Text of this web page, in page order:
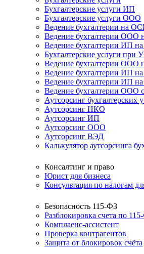
Бухгалтерские услуги ИП
Бухгалтерские услуги ООО
Ведение бухгалтерии на
Ведение бухгалтерии
Ведение бухгалтерии ИП
Бухгалтерские услуги при
Ведение бухгалтерии ООО
Ведение бухгалтерии ИП
Ведение бухгалтерии ИП на
Ведение бухгалтерии ООО
Аутсорсинг бухгалтерских
Аутсорсинг НКО
Аутсорсинг ИП
Аутсорсинг ООО
Аутсорсинг ВЭД
Калькулятор аутсорсинга
Консалтинг и право
Юрист для бизнеса
Консультация по налогам
Безопасность 115-ФЗ
Разблокировка счета по
Комплаенс-ассистент
Проверка контрагентов
Защита от блокировок счёта